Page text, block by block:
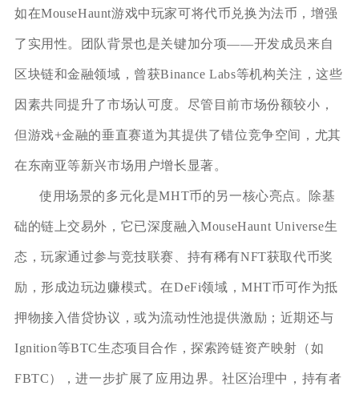
如在MouseHaunt游戏中玩家可将代币兑换为法币，增强
了实用性。团队背景也是关键加分项——开发成员来自
区块链和金融领域，曾获Binance Labs等机构关注，这些
因素共同提升了市场认可度。尽管目前市场份额较小，
但游戏+金融的垂直赛道为其提供了错位竞争空间，尤其
在东南亚等新兴市场用户增长显著。
使用场景的多元化是MHT币的另一核心亮点。除基
础的链上交易外，它已深度融入MouseHaunt Universe生
态，玩家通过参与竞技联赛、持有稀有NFT获取代币奖
励，形成边玩边赚模式。在DeFi领域，MHT币可作为抵
押物接入借贷协议，或为流动性池提供激励；近期还与
Ignition等BTC生态项目合作，探索跨链资产映射（如
FBTC），进一步扩展了应用边界。社区治理中，持有者